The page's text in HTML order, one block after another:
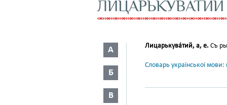
ЛИЦАРЬКУВАТИЙ
А
Б
В
Лицарькува́тий, а, е. Съ
Словарь української